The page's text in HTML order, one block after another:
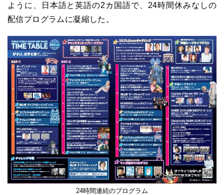
ように、日本語と英語の2カ国語で、24時間休みなしの
配信プログラムに凝縮した。
24時間連続のプログラム